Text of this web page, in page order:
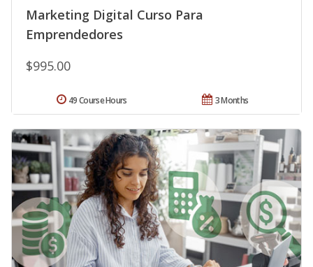
Marketing Digital Curso Para
Emprendedores
$995.00
3 Months
49 Course Hours